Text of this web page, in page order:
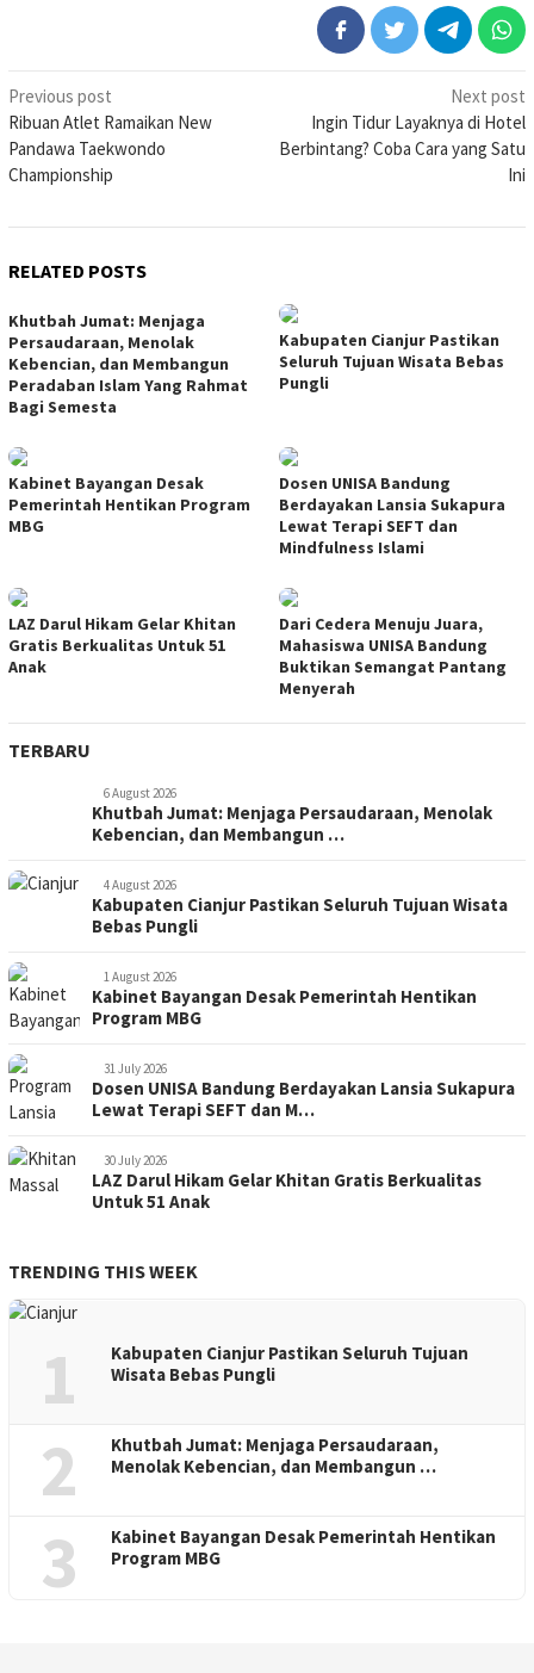
Post
navigation
Previous post
Ribuan Atlet Ramaikan New
Pandawa Taekwondo
Championship
Next post
Ingin Tidur Layaknya di Hotel
Berbintang? Coba Cara yang Satu
Ini
RELATED POSTS
Khutbah Jumat: Menjaga
Persaudaraan, Menolak
Kebencian, dan Membangun
Peradaban Islam Yang Rahmat
Bagi Semesta
Kabupaten Cianjur Pastikan
Seluruh Tujuan Wisata Bebas
Pungli
Kabinet Bayangan Desak
Pemerintah Hentikan Program
MBG
Dosen UNISA Bandung
Berdayakan Lansia Sukapura
Lewat Terapi SEFT dan
Mindfulness Islami
LAZ Darul Hikam Gelar Khitan
Gratis Berkualitas Untuk 51
Anak
Dari Cedera Menuju Juara,
Mahasiswa UNISA Bandung
Buktikan Semangat Pantang
Menyerah
TERBARU
6 August 2026
Khutbah Jumat: Menjaga Persaudaraan, Menolak
Kebencian, dan Membangun …
4 August 2026
Kabupaten Cianjur Pastikan Seluruh Tujuan Wisata
Bebas Pungli
1 August 2026
Kabinet Bayangan Desak Pemerintah Hentikan
Program MBG
31 July 2026
Dosen UNISA Bandung Berdayakan Lansia Sukapura
Lewat Terapi SEFT dan M…
30 July 2026
LAZ Darul Hikam Gelar Khitan Gratis Berkualitas
Untuk 51 Anak
TRENDING THIS WEEK
1
Kabupaten Cianjur Pastikan Seluruh Tujuan
Wisata Bebas Pungli
2
Khutbah Jumat: Menjaga Persaudaraan,
Menolak Kebencian, dan Membangun …
3
Kabinet Bayangan Desak Pemerintah Hentikan
Program MBG